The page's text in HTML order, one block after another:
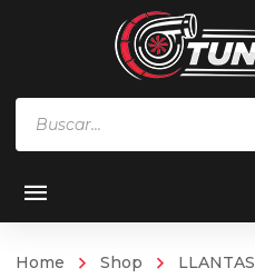
Home Shop LLANTAS